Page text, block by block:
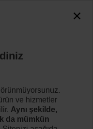
ve hizmetler
Aynı şekilde,
da mümkün